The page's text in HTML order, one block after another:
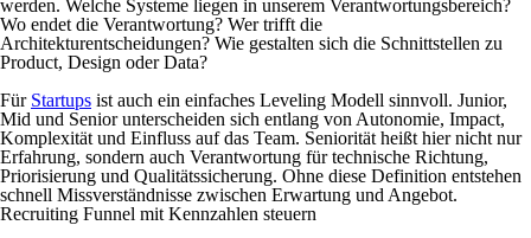
werden. Welche Systeme liegen in unserem Verantwortungsbereich?
Wo endet die Verantwortung? Wer trifft die
Architekturentscheidungen? Wie gestalten sich die Schnittstellen zu
Product, Design oder Data?
Für Startups ist auch ein einfaches Leveling Modell sinnvoll. Junior,
Mid und Senior unterscheiden sich entlang von Autonomie, Impact,
Komplexität und Einfluss auf das Team. Seniorität heißt hier nicht nur
Erfahrung, sondern auch Verantwortung für technische Richtung,
Priorisierung und Qualitätssicherung. Ohne diese Definition entstehen
schnell Missverständnisse zwischen Erwartung und Angebot.
Recruiting Funnel mit Kennzahlen steuern